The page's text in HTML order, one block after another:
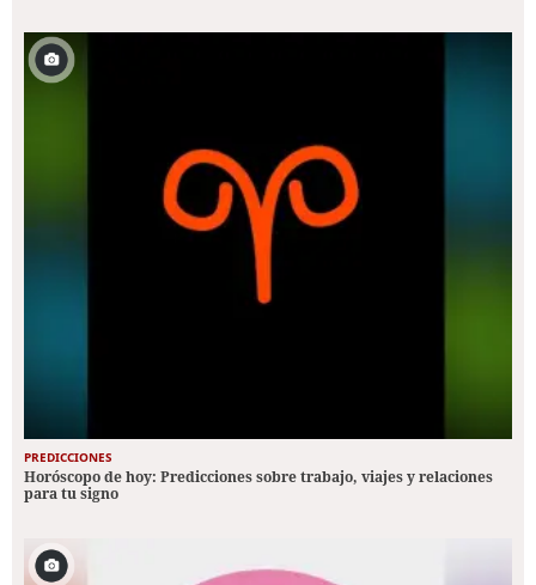
PREDICCIONES
Horóscopo de hoy: Predicciones sobre trabajo, viajes y relaciones
para tu signo